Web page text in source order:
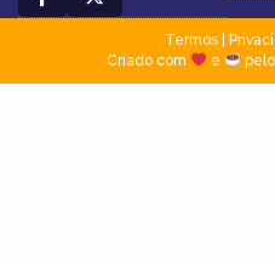
Termos|
Criado com
e